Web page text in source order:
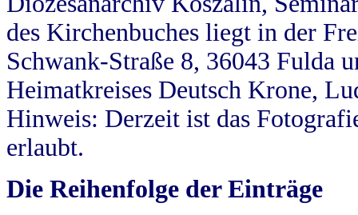
des Kirchenbuches liegt in der
Schwank-Straße 8, 36043 Fulda
Heimatkreises Deutsch Krone,
Hinweis: Derzeit ist das
erlaubt.
Die Reihenfolge der Einträge